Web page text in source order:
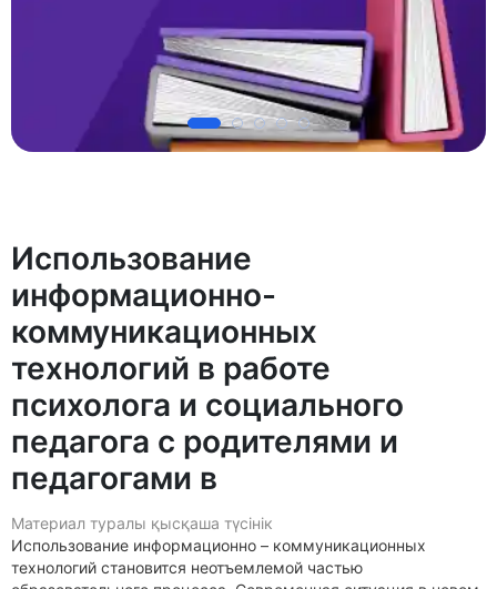
Использование
информационно-
коммуникационных
технологий в работе
психолога и социального
педагога с родителями и
педагогами в
Материал туралы қысқаша түсінік
Использование информационно – коммуникационных
технологий становится неотъемлемой частью